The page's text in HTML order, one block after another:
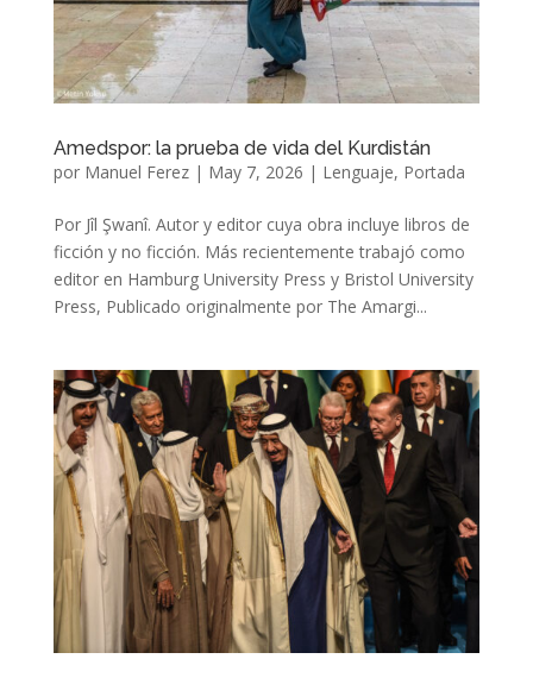
Amedspor: la prueba de vida del Kurdistán
por Manuel Ferez| May 7, 2026 | Lenguaje, Portada
Por Jîl Şwanî. Autor y editor cuya obra incluye libros de
ficción y no ficción. Más recientemente trabajó como
editor en Hamburg University Press y Bristol University
Press, Publicado originalmente por The Amargi...